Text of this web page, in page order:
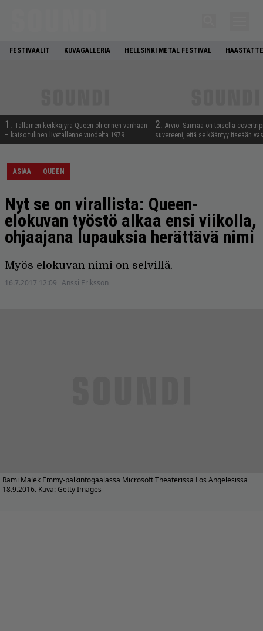
FESTIVAALIT KUVAGALLERIA HELLSINKI METAL FESTIVAL
1. Tällainen keikkajyrä Queen oli ennen vanhaan
– katso tulinen livetallenne vuodelta 1979
2. Arvio: Saimaa on toisella
suvereeni, että se kääntyy itseään
ASIAA QUEEN
Nyt se on virallista: Queen-
elokuvan työstö alkaa ensi viikolla,
ohjaajana lupauksia herättävä nimi
Myös elokuvan nimi on selvillä.
16.7.2017 12:09 Anssi Eriksson
Rami Malek Emmy-palkintogaalassa Microsoft Theaterissa Los Angelesissa
18.9.2016. Kuva: Getty Images